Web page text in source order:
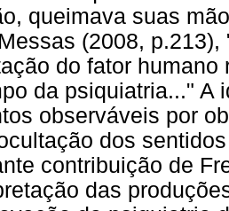
queimava suas
(2008,
do fator
da psiquiatria..." A
observáveis por
dos
contribuição de
das